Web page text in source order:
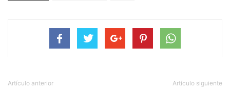
Artículo anterior Artículo siguiente